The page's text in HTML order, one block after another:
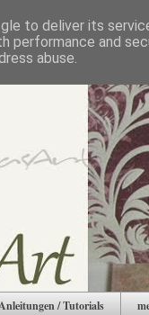
/ Tutorials
to deliver its
performance and
abuse.